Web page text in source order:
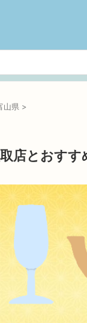
山県 >
店とおすす